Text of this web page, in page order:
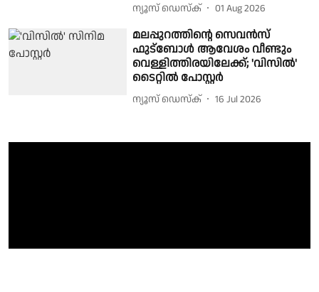
ന്യൂസ് ഡെസ്ക് 01 Aug 2026
മലപ്പുറത്തിന്റെ സെവൻസ്
ഫുട്ബോൾ ആവേശം വീണ്ടും
വെള്ളിത്തിരയിലേക്ക്; 'വിസിൽ'
ടൈറ്റിൽ പോസ്റ്റർ
ന്യൂസ് ഡെസ്ക് 16 Jul 2026